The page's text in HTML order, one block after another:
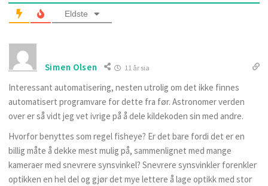
Eldste
Simen Olsen 11 år sia
Interessant automatisering, nesten utrolig om det ikke finnes
automatisert programvare for dette fra før. Astronomer verden
over er så vidt jeg vet ivrige på å dele kildekoden sin med andre.
Hvorfor benyttes som regel fisheye? Er det bare fordi det er en
billig måte å dekke mest mulig på, sammenlignet med mange
kameraer med snevrere synsvinkel? Snevrere synsvinkler forenkler
optikken en hel del og gjør det mye lettere å lage optikk med stor